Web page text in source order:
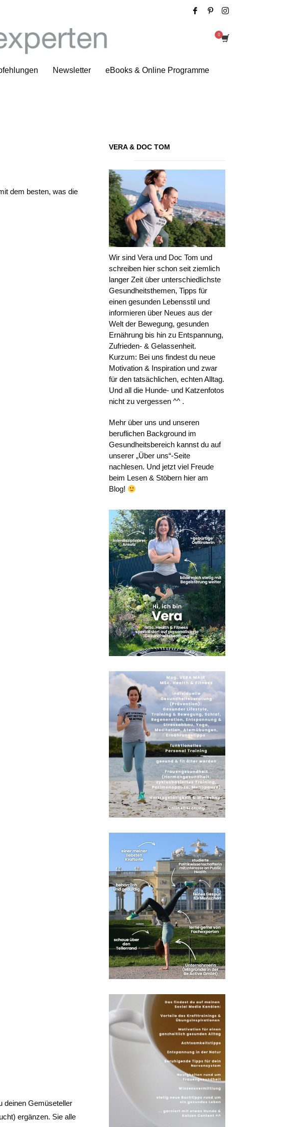
Newsletter eBooks & Online Programme
15 Minuten Gemüse
dem besten, was die
deinen Gemüseteller
ergänzen. Sie alle
VERA & DOC TOM
Wir sind Vera und Doc Tom und
schreiben hier schon seit ziemlich
langer Zeit über unterschiedlichste
Gesundheitsthemen, Tipps für
einen gesunden Lebensstil und
informieren über Neues aus der
Welt der Bewegung, gesunden
Ernährung bis hin zu Entspannung,
Zufrieden- & Gelassenheit.
Kurzum: Bei uns findest du neue
Motivation & Inspiration und zwar
für den tatsächlichen, echten Alltag.
Und all die Hunde- und Katzenfotos
nicht zu vergessen ^^ .
Mehr über uns und unseren
beruflichen Background im
Gesundheitsbereich kannst du auf
unserer „Über uns“-Seite
nachlesen. Und jetzt viel Freude
beim Lesen & Stöbern hier am
Blog!